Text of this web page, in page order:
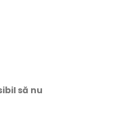
să nu